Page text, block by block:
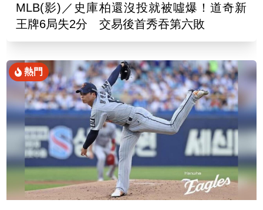
MLB(影)／史庫柏還沒投就被噓爆！道奇新
王牌6局失2分 交易後首秀吞第六敗
熱門